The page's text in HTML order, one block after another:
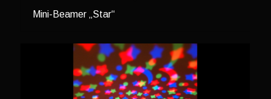
Mini-Beamer „Star“